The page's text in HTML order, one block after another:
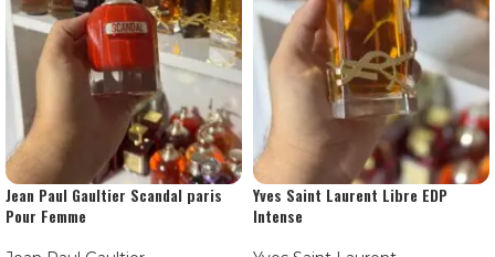
Jean Paul Gaultier Scandal paris
Pour Femme
Yves Saint Laurent Libre EDP
Intense